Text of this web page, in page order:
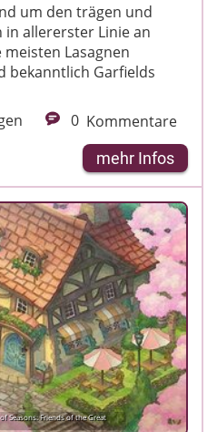
um den trägen und
allererster Linie an
Lasagnen
bekanntlich Garfields
0 Kommentare
mehr Infos
Seasons: Friends of the Great